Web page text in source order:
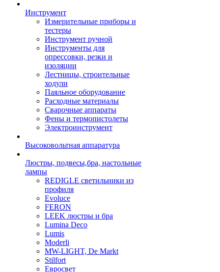
Инструмент
Измерительные приборы и
тестеры
Инструмент ручной
Инструменты для
опрессовки, резки и
изоляции
Лестницы, строительные
ходули
Паяльное оборудование
Расходные материалы
Сварочные аппараты
Фены и термопистолеты
Электроинструмент
Высоковольтная аппаратура
Люстры, подвесы,бра, настольные
лампы
REDIGLE светильники из
профиля
Evoluce
FERON
LEEK люстры и бра
Lumina Deco
Lumis
Moderli
MW-LIGHT, De Markt
Stilfort
Евросвет